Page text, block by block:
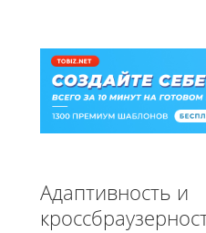
Адаптивность и